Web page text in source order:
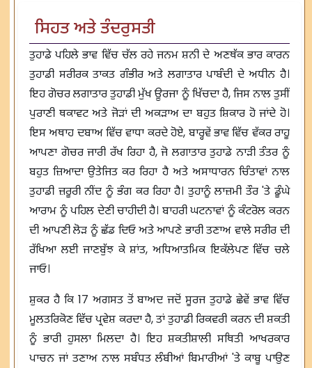
ਸਿਹਤ ਅਤੇ ਤੰਦਰੁਸਤੀ
ਤੁਹਾਡੇ ਪਹਿਲੇ ਭਾਵ ਵਿੱਚ ਚੱਲ ਰਹੇ ਜਨਮ ਸ਼ਨੀ ਦੇ ਅਣਥੱਕ ਭਾਰ ਕਾਰਨ
ਤੁਹਾਡੀ ਸਰੀਰਕ ਤਾਕਤ ਗੰਭੀਰ ਅਤੇ ਲਗਾਤਾਰ ਪਾਬੰਦੀ ਦੇ ਅਧੀਨ ਹੈ।
ਇਹ ਗੋਚਰ ਲਗਾਤਾਰ ਤੁਹਾਡੀ ਮੁੱਖ ਊਰਜਾ ਨੂੰ ਖਿੱਚਦਾ ਹੈ, ਜਿਸ ਨਾਲ ਤੁਸੀਂ
ਪੁਰਾਣੀ ਥਕਾਵਟ ਅਤੇ ਜੋੜਾਂ ਦੀ ਅਕੜਾਅ ਦਾ ਬਹੁਤ ਸ਼ਿਕਾਰ ਹੋ ਜਾਂਦੇ ਹੋ।
ਇਸ ਅਥਾਹ ਦਬਾਅ ਵਿੱਚ ਵਾਧਾ ਕਰਦੇ ਹੋਏ, ਬਾਰ੍ਹਵੇਂ ਭਾਵ ਵਿੱਚ ਵੱਕਰ ਰਾਹੂ
ਆਪਣਾ ਗੋਚਰ ਜਾਰੀ ਰੱਖ ਰਿਹਾ ਹੈ, ਜੋ ਲਗਾਤਾਰ ਤੁਹਾਡੇ ਨਾੜੀ ਤੰਤਰ ਨੂੰ
ਬਹੁਤ ਜ਼ਿਆਦਾ ਉਤੇਜਿਤ ਕਰ ਰਿਹਾ ਹੈ ਅਤੇ ਅਸਾਧਾਰਨ ਚਿੰਤਾਵਾਂ ਨਾਲ
ਤੁਹਾਡੀ ਜ਼ਰੂਰੀ ਨੀਂਦ ਨੂੰ ਭੰਗ ਕਰ ਰਿਹਾ ਹੈ। ਤੁਹਾਨੂੰ ਲਾਜ਼ਮੀ ਤੌਰ 'ਤੇ ਡੂੰਘੇ
ਆਰਾਮ ਨੂੰ ਪਹਿਲ ਦੇਣੀ ਚਾਹੀਦੀ ਹੈ। ਬਾਹਰੀ ਘਟਨਾਵਾਂ ਨੂੰ ਕੰਟਰੋਲ ਕਰਨ
ਦੀ ਆਪਣੀ ਲੋੜ ਨੂੰ ਛੱਡ ਦਿਓ ਅਤੇ ਆਪਣੇ ਭਾਰੀ ਤਣਾਅ ਵਾਲੇ ਸਰੀਰ ਦੀ
ਰੱਖਿਆ ਲਈ ਜਾਣਬੁੱਝ ਕੇ ਸ਼ਾਂਤ, ਅਧਿਆਤਮਿਕ ਇਕੱਲੇਪਣ ਵਿੱਚ ਚਲੇ
ਜਾਓ।
ਸ਼ੁਕਰ ਹੈ ਕਿ 17 ਅਗਸਤ ਤੋਂ ਬਾਅਦ ਜਦੋਂ ਸੂਰਜ ਤੁਹਾਡੇ ਛੇਵੇਂ ਭਾਵ ਵਿੱਚ
ਮੂਲਤਰਿਕੋਣ ਵਿੱਚ ਪ੍ਰਵੇਸ਼ ਕਰਦਾ ਹੈ, ਤਾਂ ਤੁਹਾਡੀ ਰਿਕਵਰੀ ਕਰਨ ਦੀ ਸ਼ਕਤੀ
ਨੂੰ ਭਾਰੀ ਹੁਸਲਾ ਮਿਲਦਾ ਹੈ। ਇਹ ਸ਼ਕਤੀਸ਼ਾਲੀ ਸਥਿਤੀ ਆਖਰਕਾਰ
ਪਾਚਨ ਜਾਂ ਤਣਾਅ ਨਾਲ ਸਬੰਧਤ ਲੰਬੀਆਂ ਬਿਮਾਰੀਆਂ 'ਤੇ ਕਾਬੂ ਪਾਉਣ